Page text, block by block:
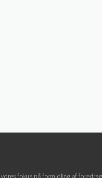
fokus på formidling af